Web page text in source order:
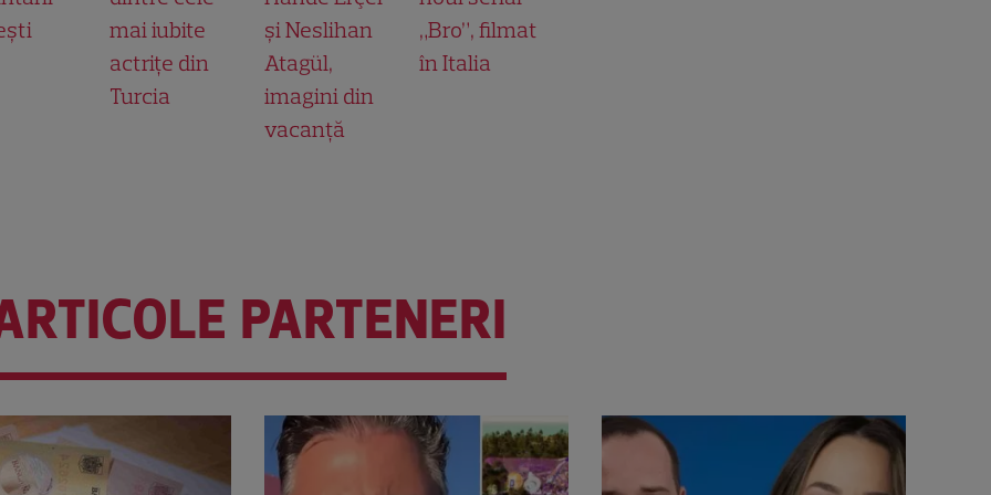
mai iubite
actrițe din
Turcia
și Neslihan
Atagül,
imagini din
vacanță
„Bro”, filmat
în Italia
PARTENERI